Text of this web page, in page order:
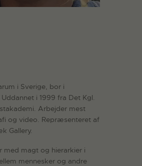
i Sverige, bor i
i 1999 fra Det Kgl.
Arbejder mest
og video. Repræsenteret af
Gallery.
med magt og hierarkier i
mennesker og andre